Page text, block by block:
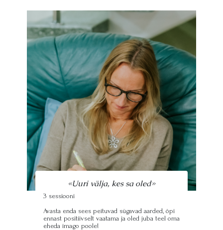
«Uuri välja, kes sa oled»
3 sessiooni
Avasta enda sees peituvad sügavad aarded, õpi
ennast positiivselt vaatama ja oled juba teel oma
eheda imago poole!